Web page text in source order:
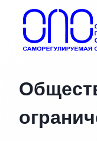
содержимому